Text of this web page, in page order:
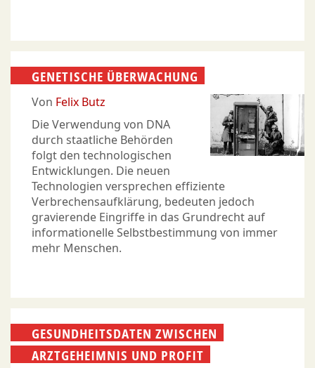
GENETISCHE ÜBERWACHUNG
Von Felix Butz
Die Verwendung von DNA
durch staatliche Behörden
folgt den technologischen
Entwicklungen. Die neuen
Technologien versprechen effiziente
Verbrechensaufklärung, bedeuten jedoch
gravierende Eingriffe in das Grundrecht auf
informationelle Selbstbestimmung von immer
mehr Menschen.
GESUNDHEITSDATEN ZWISCHEN
ARZTGEHEIMNIS UND PROFIT